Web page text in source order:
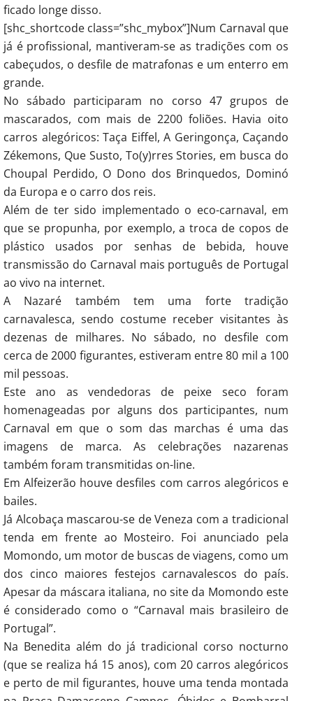
ficado longe disso.
[shc_shortcode class=”shc_mybox”]Num Carnaval que
já é profissional, mantiveram-se as tradições com os
cabeçudos, o desfile de matrafonas e um enterro em
grande.
No sábado participaram no corso 47 grupos de
mascarados, com mais de 2200 foliões. Havia oito
carros alegóricos: Taça Eiffel, A Geringonça, Caçando
Zékemons, Que Susto, To(y)rres Stories, em busca do
Choupal Perdido, O Dono dos Brinquedos, Dominó
da Europa e o carro dos reis.
Além de ter sido implementado o eco-carnaval, em
que se propunha, por exemplo, a troca de copos de
plástico usados por senhas de bebida, houve
transmissão do Carnaval mais português de Portugal
ao vivo na internet.
A Nazaré também tem uma forte tradição
carnavalesca, sendo costume receber visitantes às
dezenas de milhares. No sábado, no desfile com
cerca de 2000 figurantes, estiveram entre 80 mil a 100
mil pessoas.
Este ano as vendedoras de peixe seco foram
homenageadas por alguns dos participantes, num
Carnaval em que o som das marchas é uma das
imagens de marca. As celebrações nazarenas
também foram transmitidas on-line.
Em Alfeizerão houve desfiles com carros alegóricos e
bailes.
Já Alcobaça mascarou-se de Veneza com a tradicional
tenda em frente ao Mosteiro. Foi anunciado pela
Momondo, um motor de buscas de viagens, como um
dos cinco maiores festejos carnavalescos do país.
Apesar da máscara italiana, no site da Momondo este
é considerado como o “Carnaval mais brasileiro de
Portugal”.
Na Benedita além do já tradicional corso nocturno
(que se realiza há 15 anos), com 20 carros alegóricos
e perto de mil figurantes, houve uma tenda montada